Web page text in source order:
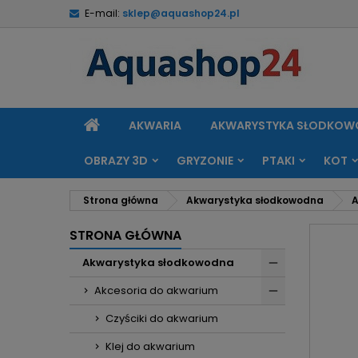
E-mail: sklep@aquashop24.pl
STRONAAKWARIA AKWARYSTYKA
OBRAZY 3D GRYZONIE PTAKI KOT
Strona główna Akwarystyka słodkowodna
STRONA GŁÓWNA
Akwarystyka słodkowodna
Akcesoria do akwarium
Czyściki do akwarium
Klej do akwarium